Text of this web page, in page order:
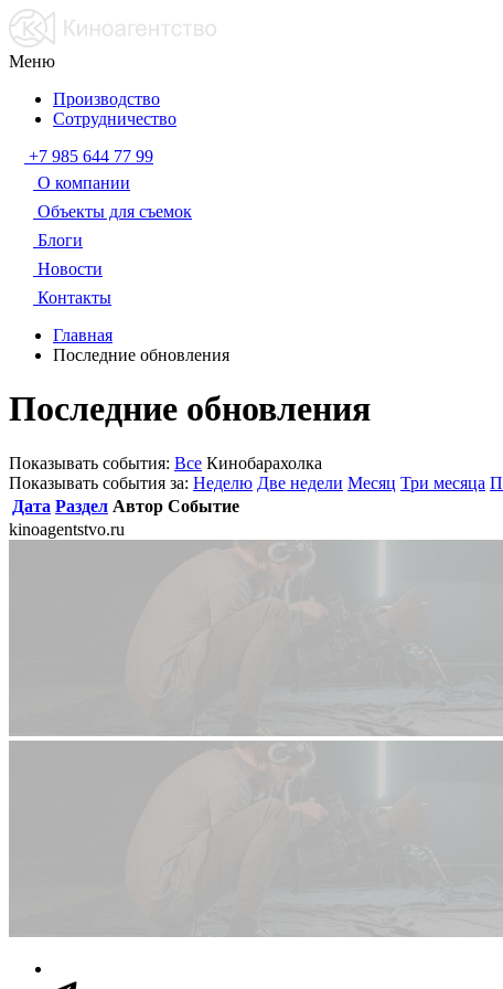
Меню
Производство
Сотрудничество
+7 985 644 77 99
О компании
Объекты для съемок
Блоги
Новости
Контакты
Главная
Последние обновления
Последние обновления
Показывать события: Все Кинобарахолка
Показывать события за: Неделю Две недели Месяц Три месяца
Дата Раздел Автор Событие
kinoagentstvo.ru